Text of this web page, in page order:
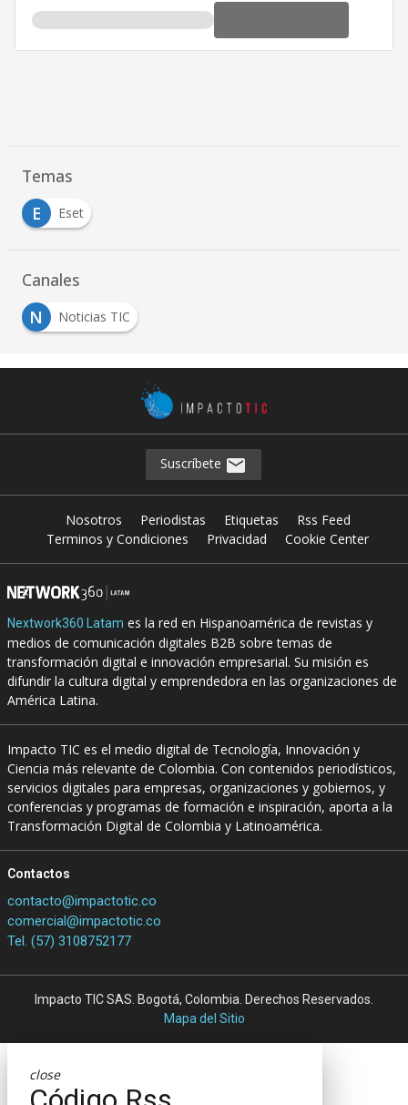
Temas
E
Eset
Canales
N
Noticias TIC
Suscríbete
Nosotros Periodistas Etiquetas
Rss Feed
Terminos y Condiciones
Privacidad Cookie Center
Nextwork360 Latam es la red en Hispanoamérica de revistas y
medios de comunicación digitales B2B sobre temas de
transformación digital e innovación empresarial. Su misión es
difundir la cultura digital y emprendedora en las organizaciones de
América Latina.
Impacto TIC es el medio digital de Tecnología, Innovación y
Ciencia más relevante de Colombia. Con contenidos periodísticos,
servicios digitales para empresas, organizaciones y gobiernos, y
conferencias y programas de formación e inspiración, aporta a la
Transformación Digital de Colombia y Latinoamérica.
Contactos
contacto@impactotic.co
comercial@impactotic.co
Tel. (57) 3108752177
Impacto TIC SAS. Bogotá, Colombia. Derechos Reservados.
Mapa del Sitio
close